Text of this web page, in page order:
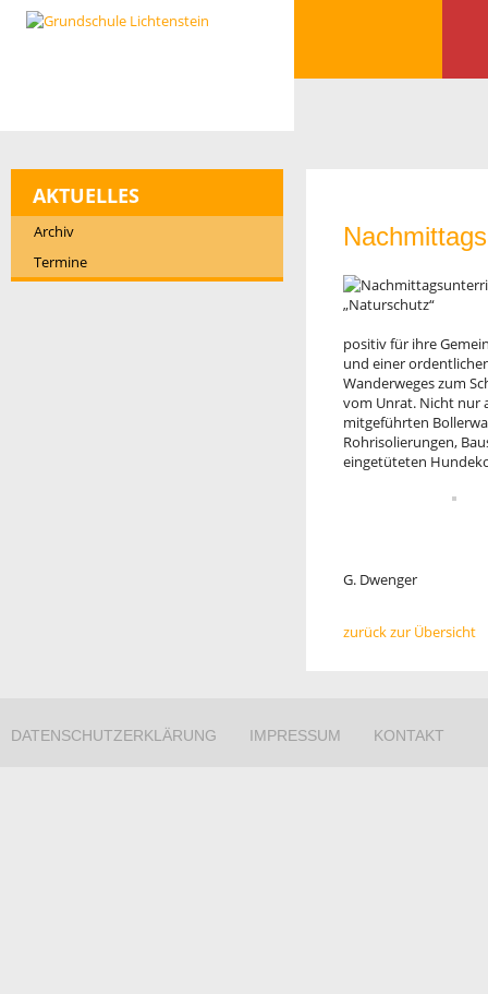
AKTUELLES
Archiv
Termine
positiv für ihre
und einer
Wanderweges zum
vom Unrat. Nicht nur
mitgeführten
Rohrisolierungen,
eingetüteten
G. Dwenger
zurück zur Übersicht
DATENSCHUTZERKLÄRUNG IMPRESSUM KONTAKT